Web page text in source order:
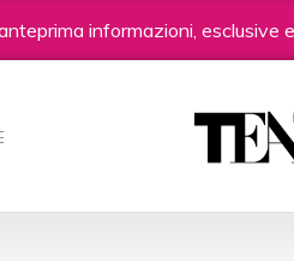
informazioni, esclusive